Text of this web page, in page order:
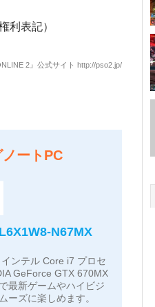
利表記）
2』公式サイト http://pso2.jp/
ートPC
N67MX
ンテル Core i7 プロセ
GeForce GTX 670MX
最新ゲームやハイビジ
ーズに楽しめます。